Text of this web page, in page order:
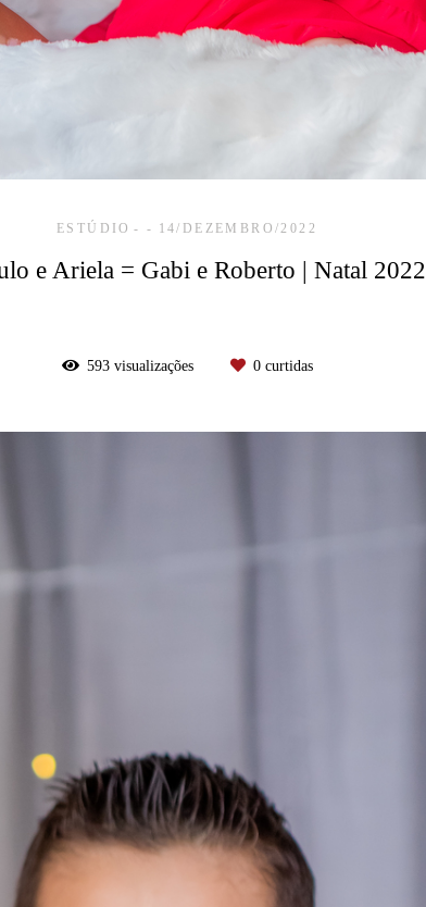
ESTÚDIO 14/DEZEMBRO/2022
e Ariela = Gabi e Roberto | Natal 2022
593visualizações 0curtidas